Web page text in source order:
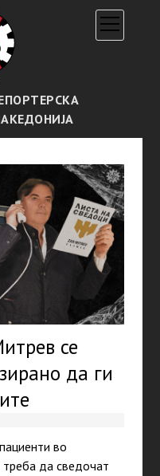
open
menu
се
да ги
во
да сведочат